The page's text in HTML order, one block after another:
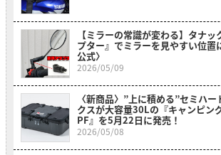
【ミラーの常識が変わる】タナ
プター』でミラーを見やすい位置
公式〉
2026/05/09
〈新商品〉”上に積める”セミハ
クスが大容量30Lの『キャンピン
PF』を5月22日に発売！
2026/05/08